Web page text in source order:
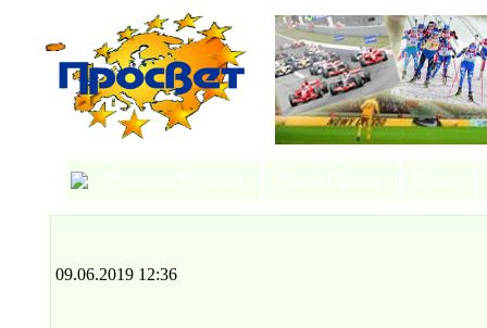
09.06.2019 12:36